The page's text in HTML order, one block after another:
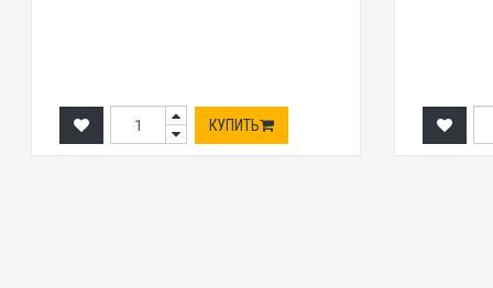
КУПИТЬ